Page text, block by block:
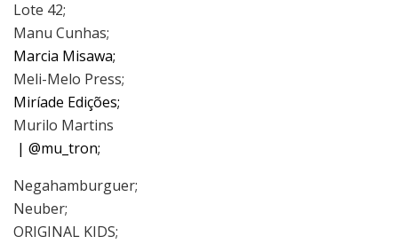
​Lote 42;
Manu Cunhas;​
Marcia Misawa;
​Meli-Melo Press;​
Miríade Edições;
​Murilo Martins​
| @mu_tron;
​Negahamburguer;​
​Neuber;​
ORIGINAL KIDS;